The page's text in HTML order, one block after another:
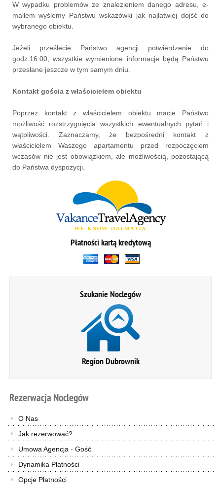
W wypadku problemów ze znalezieniem danego adresu, e-
mailem wyślemy Państwu wskazówki jak najłatwiej dojść do
wybranego obiektu.
Jeżeli prześlecie Państwo agencji potwierdzenie do
godz.16.00, wszystkie wymienione informacje będą Państwu
przesłane jeszcze w tym samym dniu.
Kontakt gościa z właścicielem obiektu
Poprzez kontakt z właścicielem obiektu macie Państwo
możliwość rozstrzygnięcia wszystkich ewentualnych pytań i
wątpliwości. Zaznaczamy, że bezpośredni kontakt z
właścicielem Waszego apartamentu przed rozpoczęciem
wczasów nie jest obowiązkiem, ale możliwością, pozostającą
do Państwa dyspozycji.
Płatności kartą kredytową
Szukanie Noclegów
Region Dubrownik
Rezerwacja Noclegów
O Nas
Jak rezerwować?
Umowa Agencja - Gość
Dynamika Płatności
Opcje Płatności